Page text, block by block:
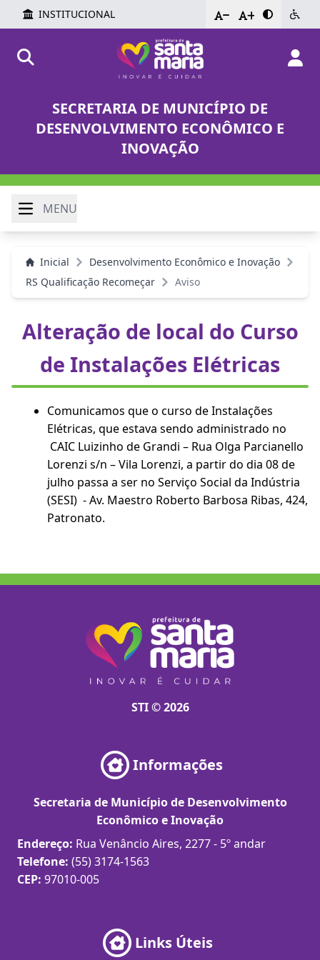
INSTITUCIONAL - +
SECRETARIA DE MUNICÍPIO DE
DESENVOLVIMENTO ECONÔMICO E
INOVAÇÃO
MENU
Inicial
Desenvolvimento Econômico e Inovação
RS Qualificação Recomeçar
Aviso
Alteração de local do Curso
de Instalações Elétricas
Comunicamos que o curso de Instalações
Elétricas, que estava sendo administrado no
CAIC Luizinho de Grandi – Rua Olga Parcianello
Lorenzi s/n – Vila Lorenzi, a partir do dia 08 de
julho passa a ser no Serviço Social da Indústria
(SESI) - Av. Maestro Roberto Barbosa Ribas, 424,
Patronato.
STI © 2026
Informações
Secretaria de Município de Desenvolvimento
Econômico e Inovação
Endereço: Rua Venâncio Aires, 2277 - 5º andar
Telefone: (55) 3174-1563
CEP: 97010-005
Links Úteis